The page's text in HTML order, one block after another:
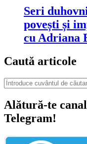
Seri
povești și
cu Adriana
Caută articole
Alătură-te
Telegram!